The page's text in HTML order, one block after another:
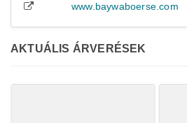
www.baywaboerse.com
AKTUÁLIS ÁRVERÉSEK